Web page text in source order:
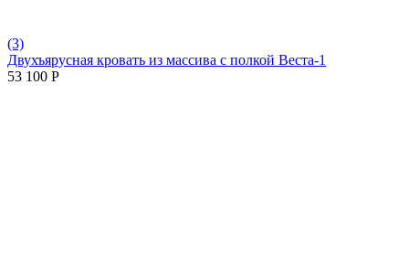
(3)
Двухъярусная кровать из массива с полкой Веста-1
53 100 Р